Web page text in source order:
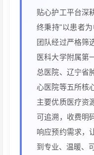
贴心护工平台深
终秉持"以患者
团队经过严格筛
医科大学附属第
总医院、辽宁省
心医院等五所核
主要优质医疗资
可追溯，收费明
响应预约需求，
到专业、温暖、